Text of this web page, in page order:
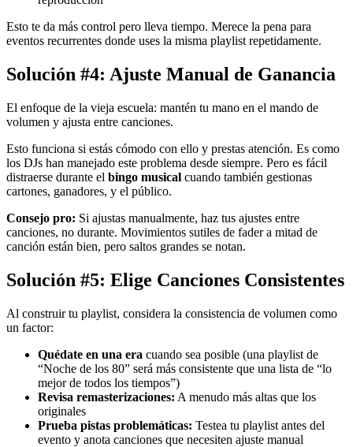
Esto te da más control pero lleva tiempo. Merece la pena para
eventos recurrentes donde uses la misma playlist repetidamente.
Solución #4: Ajuste Manual de Ganancia
El enfoque de la vieja escuela: mantén tu mano en el mando de
volumen y ajusta entre canciones.
Esto funciona si estás cómodo con ello y prestas atención. Es como
los DJs han manejado este problema desde siempre. Pero es fácil
distraerse durante el bingo musical cuando también gestionas
cartones, ganadores, y el público.
Consejo pro: Si ajustas manualmente, haz tus ajustes entre
canciones, no durante. Movimientos sutiles de fader a mitad de
canción están bien, pero saltos grandes se notan.
Solución #5: Elige Canciones Consistentes
Al construir tu playlist, considera la consistencia de volumen como
un factor:
Quédate en una era cuando sea posible (una playlist de
“Noche de los 80” será más consistente que una lista de “lo
mejor de todos los tiempos”)
Revisa remasterizaciones: A menudo más altas que los
originales
Prueba pistas problemáticas: Testea tu playlist antes del
evento y anota canciones que necesiten ajuste manual